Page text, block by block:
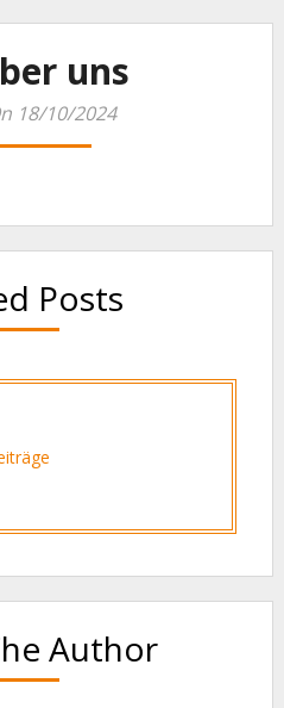
uns
18/10/2024
Posts
Author